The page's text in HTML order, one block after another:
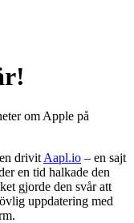
om Apple på
drivit Aapl.io – en sajt
en tid halkade den
gjorde den svår att
uppdatering med